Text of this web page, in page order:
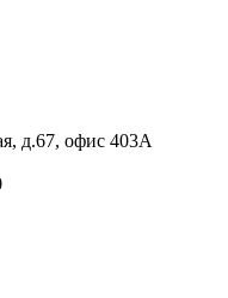
д.67, офис 403А